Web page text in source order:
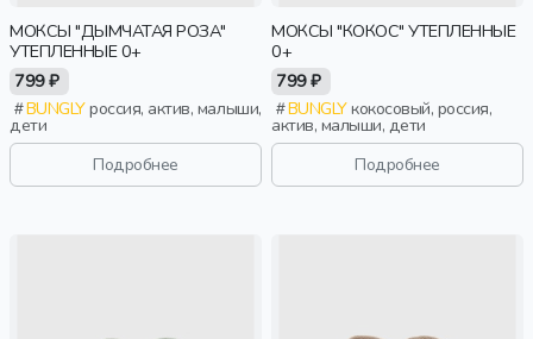
МОКСЫ "ДЫМЧАТАЯ РОЗА"
УТЕПЛЕННЫЕ 0+
799 ₽
BUNGLYроссия, актив, малыши,
дети
Подробнее
МОКСЫ "КОКОС" УТЕПЛЕННЫЕ
0+
799 ₽
BUNGLYкокосовый, россия,
актив, малыши, дети
Подробнее